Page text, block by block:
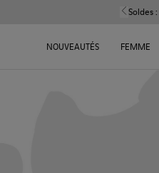
Soldes :
NOUVEAUTÉS FEMME